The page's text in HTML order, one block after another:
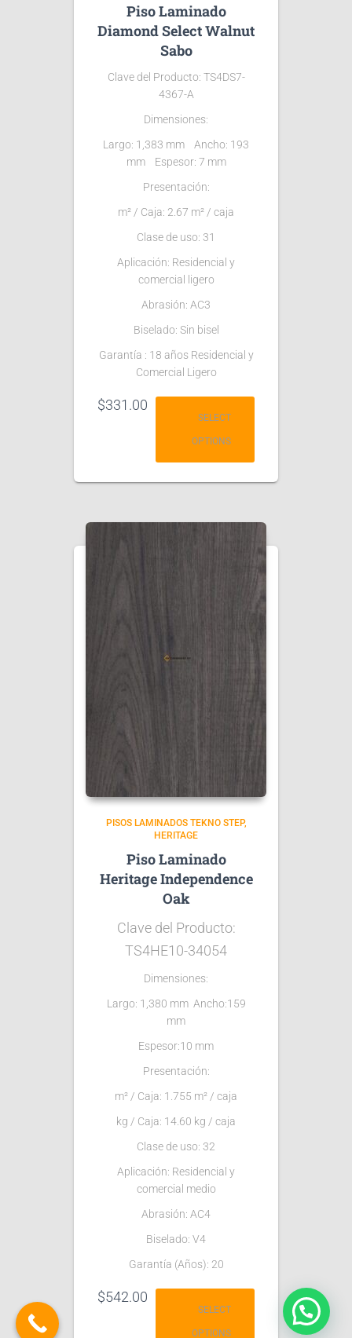
Piso Laminado
Diamond Select Walnut
Sabo
Clave del Producto: TS4DS7-
4367-A
Dimensiones:
Largo: 1,383 mm Ancho: 193
mm Espesor: 7 mm
Presentación:
m² / Caja: 2.67 m² / caja
Clase de uso: 31
Aplicación: Residencial y
comercial ligero
Abrasión: AC3
Biselado: Sin bisel
Garantía : 18 años Residencial y
Comercial Ligero
$331.00
SELECT
OPTIONS
PISOS LAMINADOS TEKNO STEP
HERITAGE
Piso Laminado
Heritage Independence
Oak
Clave del Producto:
TS4HE10-34054
Dimensiones:
Largo: 1,380 mm Ancho:159
mm
Espesor:10 mm
Presentación:
m² / Caja: 1.755 m² / caja
kg / Caja: 14.60 kg / caja
Clase de uso: 32
Aplicación: Residencial y
comercial medio
Abrasión: AC4
Biselado: V4
Garantía (Años): 20
$542.00
SELECT
OPTIONS